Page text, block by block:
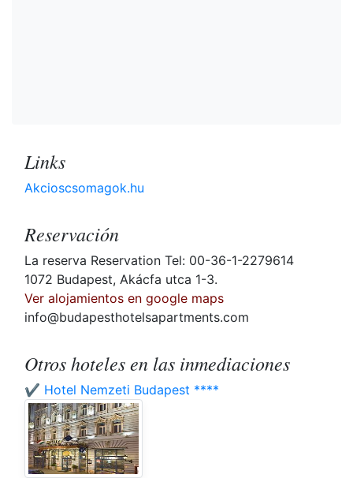
Links
Akcioscsomagok.hu
Reservación
La reserva Reservation Tel: 00-36-1-2279614
1072 Budapest, Akácfa utca 1-3.
Ver alojamientos en google maps
info@budapesthotelsapartments.com
Otros hoteles en las inmediaciones
✔️ Hotel Nemzeti Budapest ****